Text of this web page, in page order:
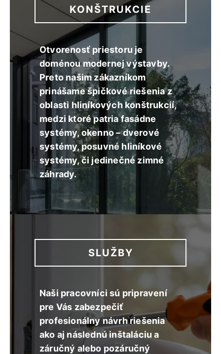
KONŠTRUKCIE
Otvorenosť priestoru je
doménou modernej výstavby.
Preto našim zákazníkom
prinášame špičkové riešenia z
oblasti hliníkových konštrukcií,
medzi ktoré patria fasádne
systémy, okenno – dverové
systémy, posuvné hliníkové
systémy, či jedinečné zimné
záhrady.
SLUŽBY
Naši pracovníci sú pripravení
pre Vás zabezpečiť
profesionálny návrh riešenia
ako aj následnú inštaláciu a
záručný alebo pozáručný